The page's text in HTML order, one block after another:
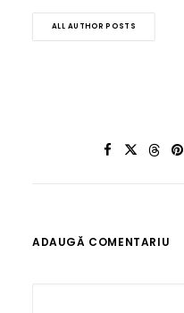
ALL AUTHOR POSTS
ADAUGĂ COMENTARIU